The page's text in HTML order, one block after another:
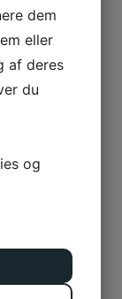
dem
eller
af deres
du
og